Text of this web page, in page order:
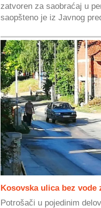
zatvoren za saobraćaj u
saopšteno je iz Javnog
Kosovska ulica bez vode
Potrošači u pojedinim